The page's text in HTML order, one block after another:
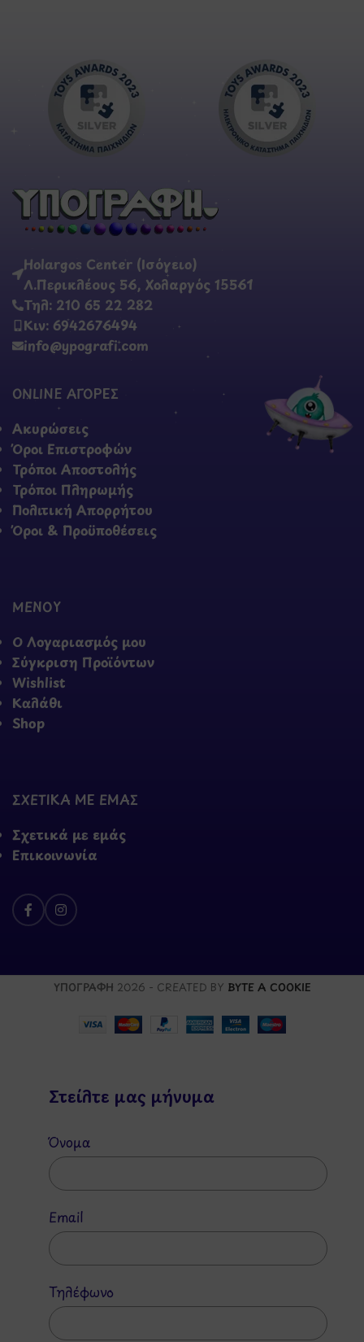
Holargos Center (Ισόγειο)
Λ.Περικλέους 56, Χολαργός 15561
Τηλ: 210 65 22 282
Κιν: 6942676494
info@ypografi.com
ONLINE ΑΓΟΡΕΣ
Ακυρώσεις
Όροι Επιστροφών
Τρόποι Αποστολής
Τρόποι Πληρωμής
Πολιτική Απορρήτου
Όροι & Προϋποθέσεις
ΜΕΝΟΥ
Ο Λογαριασμός μου
Σύγκριση Προϊόντων
Wishlist
Καλάθι
Shop
ΣΧΕΤΙΚΑ ΜΕ ΕΜΑΣ
Σχετικά με εμάς
Επικοινωνία
ΥΠΟΓΡΑΦΗ 2026 - CREATED BY BYTE A COOKIE
Στείλτε μας μήνυμα
Όνομα
Email
Τηλέφωνο